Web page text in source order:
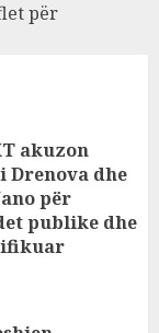
për
akuzon
dhe
për
publike dhe